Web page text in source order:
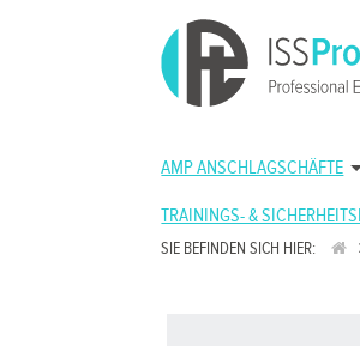
AMP ANSCHLAGSCHÄFTE
TRAININGS- &
SIE BEFINDEN SICH HIER: